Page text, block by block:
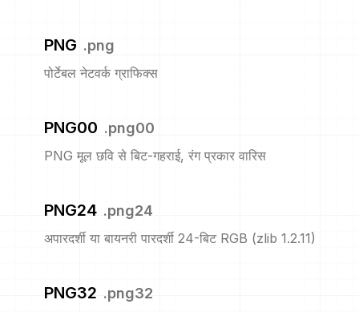
PNG .png
पोर्टेबल नेटवर्क ग्राफिक्स
PNG00 .png00
PNG मूल छवि से बिट-गहराई, रंग प्रकार वारिस
PNG24 .png24
अपारदर्शी या बायनरी पारदर्शी 24-बिट RGB (zlib 1.2.11)
PNG32 .png32